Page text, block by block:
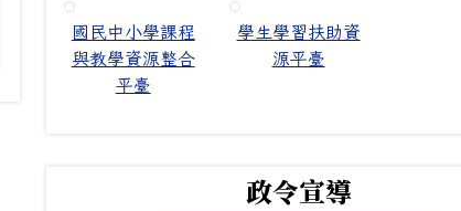
國民中小學課程
與教學資源整合
平臺
學生學習扶助資
源平臺
政令宣導